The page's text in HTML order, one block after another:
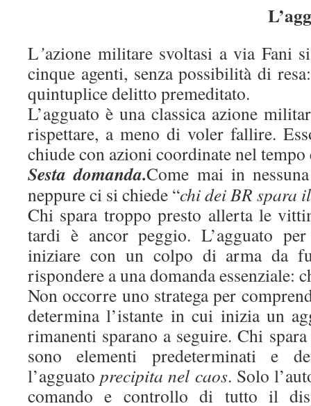
L’azione militare svoltasi a via Fani
cinque agenti, senza possibilità di
quintuplice delitto premeditato.
L’agguato è una classica azione
rispettare, a meno di voler fallire.
chiude con azioni coordinate nel tempo
Sesta domanda.Come mai in
neppure ci si chiede “chi dei BR spara
Chi spara troppo presto allerta le
tardi è ancor peggio. L’agguato
iniziare con un colpo di arma da
rispondere a una domanda essenziale:
Non occorre uno stratega per
determina l’istante in cui inizia un
rimanenti sparano a seguire. Chi
sono elementi predeterminati e
l’agguatoprecipita nel caos. Solo
comando e controllo di tutto il